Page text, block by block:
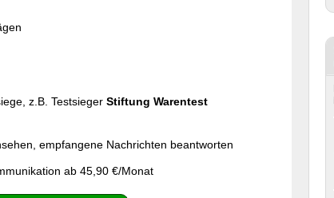
z.B. Testsieger Stiftung Warentest
empfangene Nachrichten beantworten
ab 45,90 €/Monat